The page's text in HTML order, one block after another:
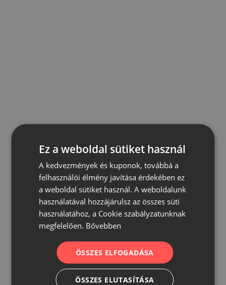
500
Ez a weboldal sütiket használ
A kedvezmények és kuponok, továbbá a
felhasználói élmény javítása érdekében ez
a weboldal sütiket használ. A weboldalunk
használatával hozzájárulsz az összes süti
használatához, a Cookie szabályzatunknak
megfelelően. Bővebben
ÖSSZES ELFOGADÁSA
ÖSSZES ELUTASÍTÁSA